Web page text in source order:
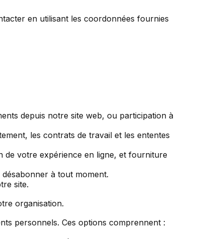
en utilisant les coordonnées fournies
depuis notre site web, ou participation à
les contrats de travail et les ententes
de votre expérience en ligne, et fourniture
à tout moment.
site.
organisation.
personnels. Ces options comprennent :